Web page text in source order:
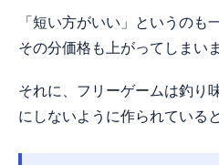
「短い方がいい」というのも
その分価格も上がってしまいま
それに、フリーゲームは釣り
にしないように作られている